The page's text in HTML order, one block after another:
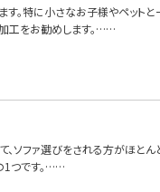
。特に小さなお子様やペット
工をお勧めします。……
ソファ選びをされる方がほと
1つです。……